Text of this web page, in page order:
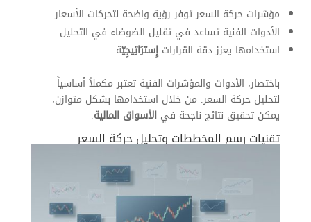
مؤشرات حركة السعر توفر رؤية واضحة لتحركات الأسعار.
الأدوات الفنية تساعد في تقليل الضوضاء في التحليل.
استخدامها يعزز دقة القرارات إِسترَاتِيجِيّة.
باختصار، الأدوات والمؤشرات الفنية تعتبر مكملاً أساسياً
لتحليل حركة السعر. من خلال استخدامها بشكل متوازن،
يمكن تحقيق نتائج ناجحة في الأسواق المالية.
تقنيات رسم المخططات وتحليل حركة السعر